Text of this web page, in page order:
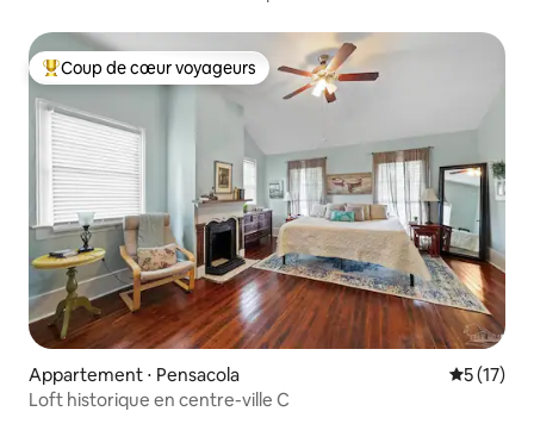
Coups de cœur voyageurs les plus appréciés
Coup de cœur voyageurs
Appartement ⋅ Pensacola
5 (17)
Loft historique en centre-ville C